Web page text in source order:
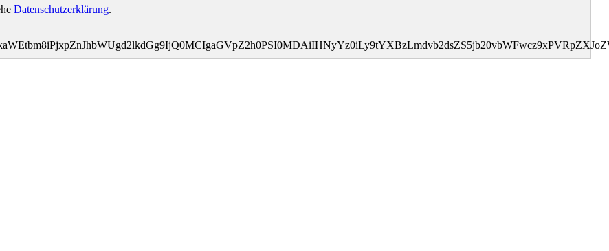
Datenschutzerklärung.